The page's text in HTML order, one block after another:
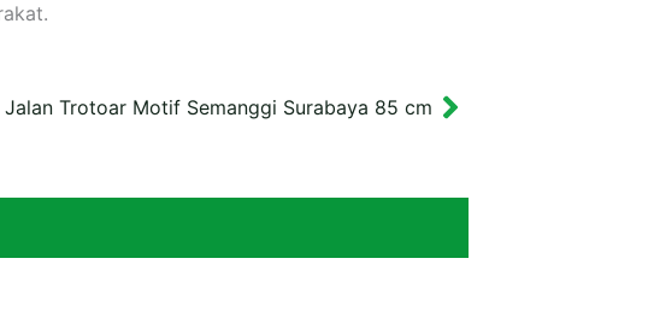
Jalan Trotoar Motif Semanggi Surabaya 85 cm Next